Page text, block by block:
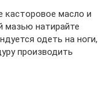
касторовое масло и
мазью натирайте
одеть на ноги,
производить